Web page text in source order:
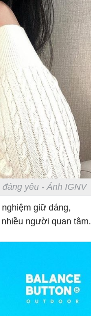
yêu - Ảnh IGNV
giữ dáng,
người quan tâm.